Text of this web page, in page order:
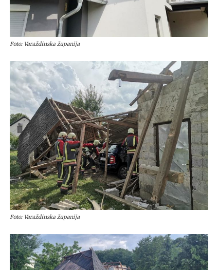
Foto: Varaždinska županija
Foto: Varaždinska županija